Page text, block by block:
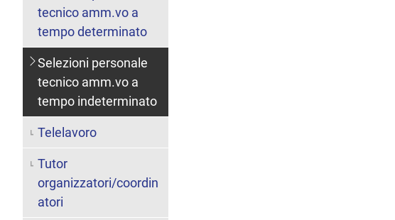
tecnico amm.vo a
tempo determinato
Selezioni personale
tecnico amm.vo a
tempo indeterminato
Telelavoro
Tutor
organizzatori/coordin
atori